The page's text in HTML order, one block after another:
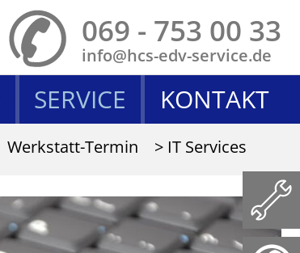
069 - 753 00 33
info@hcs-edv-service.de
SERVICE KONTAKT
Werkstatt-Termin > IT Services